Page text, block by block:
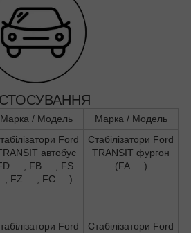
Марка / Модель
Марка / Модель
Ford
автобус
_, FB_ _, FS_
_, FZ_ _, FC_ _)
Стабілізатори Ford
TRANSIT фургон
(FA_ _)
Ford
Стабілізатори Ford